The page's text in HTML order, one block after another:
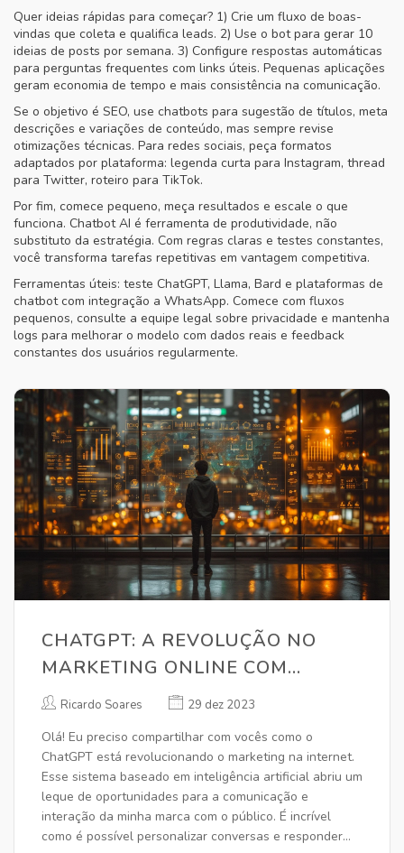
Quer ideias rápidas para começar? 1) Crie um fluxo de boas-
vindas que coleta e qualifica leads. 2) Use o bot para gerar 10
ideias de posts por semana. 3) Configure respostas automáticas
para perguntas frequentes com links úteis. Pequenas aplicações
geram economia de tempo e mais consistência na comunicação.
Se o objetivo é SEO, use chatbots para sugestão de títulos, meta
descrições e variações de conteúdo, mas sempre revise
otimizações técnicas. Para redes sociais, peça formatos
adaptados por plataforma: legenda curta para Instagram, thread
para Twitter, roteiro para TikTok.
Por fim, comece pequeno, meça resultados e escale o que
funciona. Chatbot AI é ferramenta de produtividade, não
substituto da estratégia. Com regras claras e testes constantes,
você transforma tarefas repetitivas em vantagem competitiva.
Ferramentas úteis: teste ChatGPT, Llama, Bard e plataformas de
chatbot com integração a WhatsApp. Comece com fluxos
pequenos, consulte a equipe legal sobre privacidade e mantenha
logs para melhorar o modelo com dados reais e feedback
constantes dos usuários regularmente.
CHATGPT: A REVOLUÇÃO NO
MARKETING ONLINE COM
INTELIGÊNCIA ARTIFICIAL
Ricardo Soares 29 dez 2023
Olá! Eu preciso compartilhar com vocês como o
ChatGPT está revolucionando o marketing na internet.
Esse sistema baseado em inteligência artificial abriu um
leque de oportunidades para a comunicação e
interação da minha marca com o público. É incrível
como é possível personalizar conversas e responder